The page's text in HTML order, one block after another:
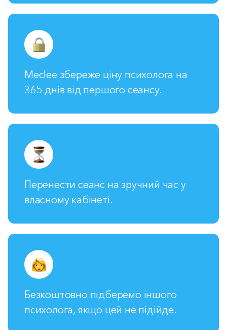
Meclee збереже ціну психолога на
365 днів від першого сеансу.
Перенести сеанс на зручний час у
власному кабінеті.
Безкоштовно підберемо іншого
психолога, якщо цей не підійде.